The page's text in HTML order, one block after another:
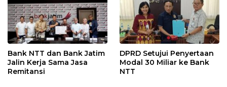
Bank NTT dan Bank Jatim
Jalin Kerja Sama Jasa
Remitansi
DPRD Setujui Penyertaan
Modal 30 Miliar ke Bank
NTT